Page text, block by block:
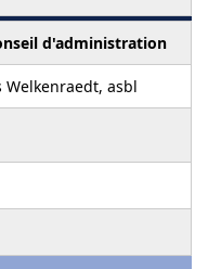
d'administration
Welkenraedt, asbl